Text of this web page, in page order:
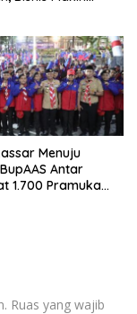
Menuju
Antar
1.700 Pramuka
Ruas yang wajib